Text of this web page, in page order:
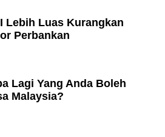
Lebih Luas Kurangkan
Perbankan
Lagi Yang Anda Boleh
Malaysia?